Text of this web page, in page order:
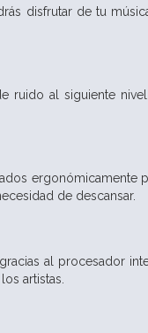
disfrutar de tu
al siguiente
ergonómicamente
de descansar.
al procesador
artistas.